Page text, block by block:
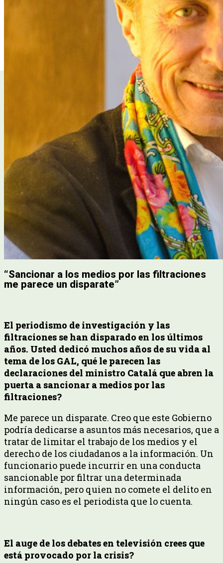
“Sancionar a los medios por las filtraciones
me parece un disparate”
El periodismo de investigación y las
filtraciones se han disparado en los últimos
años. Usted dedicó muchos años de su vida al
tema de los GAL, qué le parecen las
declaraciones del ministro Catalá que abren la
puerta a sancionar a medios por las
filtraciones?
Me parece un disparate. Creo que este Gobierno
podría dedicarse a asuntos más necesarios, que a
tratar de limitar el trabajo de los medios y el
derecho de los ciudadanos a la información. Un
funcionario puede incurrir en una conducta
sancionable por filtrar una determinada
información, pero quien no comete el delito en
ningún caso es el periodista que lo cuenta.
El auge de los debates en televisión crees que
está provocado por la crisis?